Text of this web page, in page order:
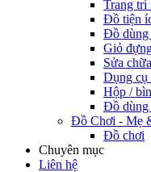
Trang trí
Đồ tiện
Đồ dùng
Giỏ
Sửa
Dụng cụ
Hộp /
Đồ dùng
Đồ Chơi - Mẹ
Đồ chơi
Chuyên mục
Liên hệ